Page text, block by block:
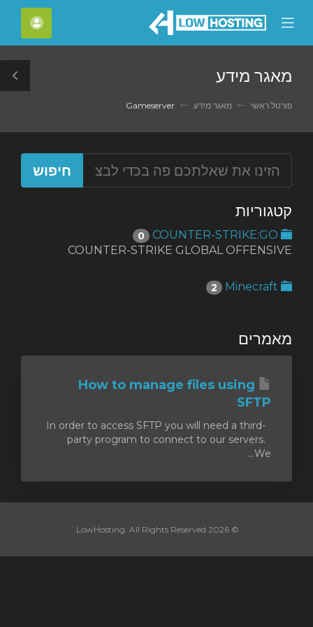
Mobile
Menu
מאגר מידע
פורטל ראשי מאגר מידע
קטגוריות
0
COUNTER-STRIKE GLOBAL OFFENSIVE
2
מאמרים
How to manage files using
SFTP
In order to access SFTP you will need a third-
party program to connect to our servers.
We...
© 2026 LowHosting. All Rights Reserved.